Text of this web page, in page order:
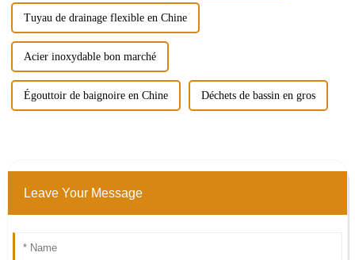
Tuyau de drainage flexible en Chine
Acier inoxydable bon marché
Égouttoir de baignoire en Chine Déchets de bassin en gros
Leave Your Message